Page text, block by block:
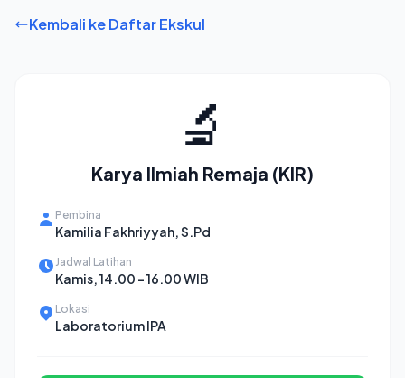
Kembali ke Daftar Ekskul
🔬
Karya Ilmiah Remaja (KIR)
Pembina
Kamilia Fakhriyyah, S.Pd
Jadwal Latihan
Kamis, 14.00 - 16.00 WIB
Lokasi
Laboratorium IPA